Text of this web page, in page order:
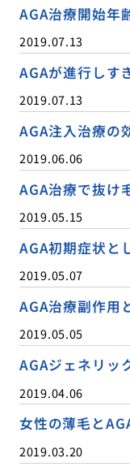
AGA治療開始年
2019.07.13
AGAが進行しす
2019.07.13
AGA注入治療の
2019.06.06
AGA治療で抜け
2019.05.15
AGA初期症状と
2019.05.07
AGA治療副作用
2019.05.05
AGAジェネリッ
2019.04.06
女性の薄毛と
2019.03.20